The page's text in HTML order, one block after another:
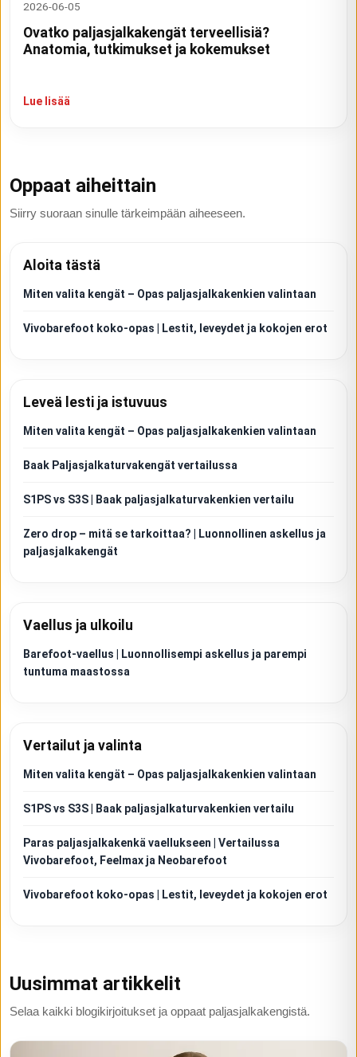
2026-06-05
Ovatko paljasjalkakengät terveellisiä?
Anatomia, tutkimukset ja kokemukset
Lue lisää
Oppaat aiheittain
Siirry suoraan sinulle tärkeimpään aiheeseen.
Aloita tästä
Miten valita kengät – Opas paljasjalkakenkien valintaan
Vivobarefoot koko-opas | Lestit, leveydet ja kokojen erot
Leveä lesti ja istuvuus
Miten valita kengät – Opas paljasjalkakenkien valintaan
Baak Paljasjalkaturvakengät vertailussa
S1PS vs S3S | Baak paljasjalkaturvakenkien vertailu
Zero drop – mitä se tarkoittaa? | Luonnollinen askellus ja
paljasjalkakengät
Vaellus ja ulkoilu
Barefoot-vaellus | Luonnollisempi askellus ja parempi
tuntuma maastossa
Vertailut ja valinta
Miten valita kengät – Opas paljasjalkakenkien valintaan
S1PS vs S3S | Baak paljasjalkaturvakenkien vertailu
Paras paljasjalkakenkä vaellukseen | Vertailussa
Vivobarefoot, Feelmax ja Neobarefoot
Vivobarefoot koko-opas | Lestit, leveydet ja kokojen erot
Uusimmat artikkelit
Selaa kaikki blogikirjoitukset ja oppaat paljasjalkakengistä.